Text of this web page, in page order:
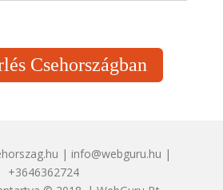
Csehországban
| info@webguru.hu |
+3646362724